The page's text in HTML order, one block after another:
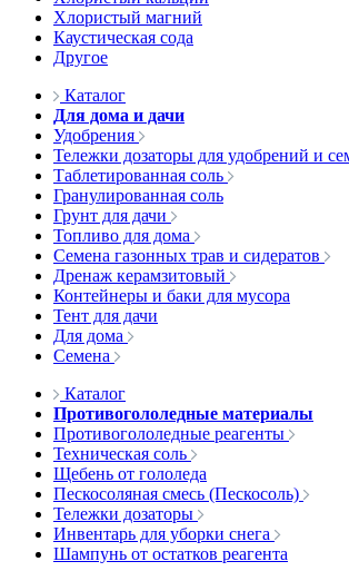
Хлористый магний
Каустическая сода
Другое
Каталог
Для дома и дачи
Удобрения
Тележки дозаторы для удобрений и
Таблетированная соль
Гранулированная соль
Грунт для дачи
Топливо для дома
Семена газонных трав и сидератов
Дренаж керамзитовый
Контейнеры и баки для мусора
Тент для дачи
Для дома
Семена
Каталог
Противогололедные материалы
Противогололедные реагенты
Техническая соль
Щебень от гололеда
Пескосоляная смесь (Пескосоль)
Тележки дозаторы
Инвентарь для уборки снега
Шампунь от остатков реагента